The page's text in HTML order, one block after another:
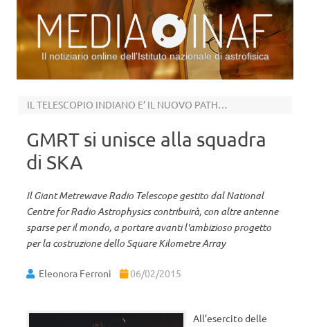
Il notiziario online dell’Istituto nazionale di astrofisica
IL TELESCOPIO INDIANO E’ IL NUOVO PATHFINDER
GMRT si unisce alla squadra
di SKA
Il Giant Metrewave Radio Telescope gestito dal National
Centre for Radio Astrophysics contribuirà, con altre antenne
sparse per il mondo, a portare avanti l'ambizioso progetto
per la costruzione dello Square Kilometre Array
Eleonora Ferroni 06/02/2015
All’esercito delle